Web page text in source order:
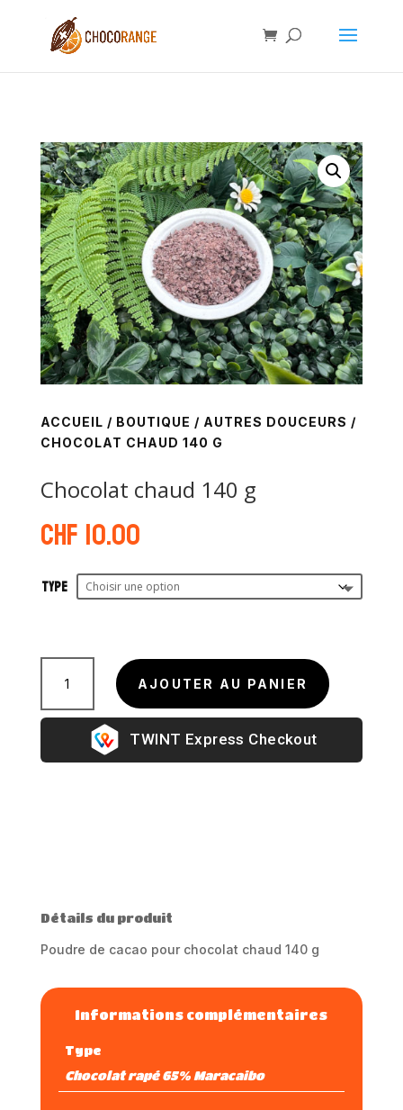
ACCUEIL / BOUTIQUE / AUTRES DOUCEURS /
CHOCOLAT CHAUD 140 G
Chocolat chaud 140 g
CHF10.00
Type
quantité
Chocolat
chaud
g
AJOUTER AU PANIER
Express Checkout
t
i
e
:
Détails du produit
Poudre de cacao pour chocolat chaud 140 g
Informations complémentaires
Type
Chocolat rapé 65% Maracaibo